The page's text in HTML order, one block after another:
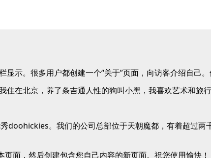
示。很多用户都创建一个“关于”页面，向访客介绍自己。
在北京，养了条吉通人性的狗叫小黑，我喜欢艺术和旅行
doohickies。我们的公司总部位于天朝魔都，有着超过两
页面，然后创建包含您自己内容的新页面。祝您使用愉快！